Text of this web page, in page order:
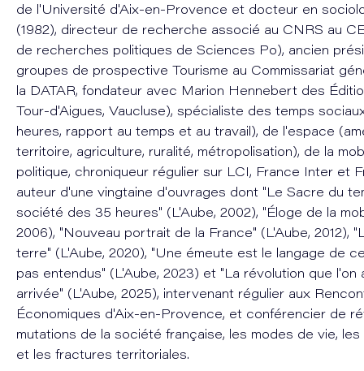
de l'Université d'Aix-en-Provence et docteur en
(1982), directeur de recherche associé au CNRS au
de recherches politiques de Sciences Po), ancien
groupes de prospective Tourisme au Commissariat
la DATAR, fondateur avec Marion Hennebert des
Tour-d'Aigues, Vaucluse), spécialiste des temps
heures, rapport au temps et au travail), de l'espace
territoire, agriculture, ruralité, métropolisation), de la
politique, chroniqueur régulier sur LCI, France Inter et
auteur d'une vingtaine d'ouvrages dont "Le Sacre du
société des 35 heures" (L'Aube, 2002), "Éloge de la
2006), "Nouveau portrait de la France" (L'Aube, 2012),
terre" (L'Aube, 2020), "Une émeute est le langage de
pas entendus" (L'Aube, 2023) et "La révolution que l'on
arrivée" (L'Aube, 2025), intervenant régulier aux
Économiques d'Aix-en-Provence, et conférencier de
mutations de la société française, les modes de vie,
et les fractures territoriales.